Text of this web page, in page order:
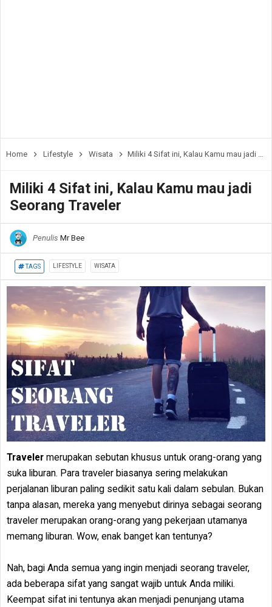
Home Lifestyle Wisata Miliki 4 Sifat ini, Kalau Kamu mau jadi Seorang Traveler
Miliki 4 Sifat ini, Kalau Kamu mau jadi
Seorang Traveler
Penulis Mr Bee
TAGS LIFESTYLE WISATA
Traveler merupakan sebutan khusus untuk orang-orang yang
suka liburan. Para traveler biasanya sering melakukan
perjalanan liburan paling sedikit satu kali dalam sebulan. Bukan
tanpa alasan, mereka yang menyebut dirinya sebagai seorang
traveler merupakan orang-orang yang pekerjaan utamanya
memang liburan. Wow, enak banget kan tentunya?
Nah, bagi Anda semua yang ingin menjadi seorang traveler,
ada beberapa sifat yang sangat wajib untuk Anda miliki.
Keempat sifat ini tentunya akan menjadi penunjang utama